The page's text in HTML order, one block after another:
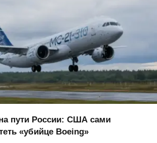
пути России: США сами
«убийце Boeing»